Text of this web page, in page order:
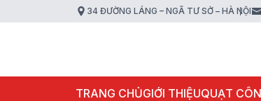
34 ĐƯỜNG LÁNG – NGÃ TƯ SỞ – HÀ NỘI
TRANG CHỦGIỚI THIỆUQUẠT